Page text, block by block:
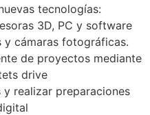
tecnologías:
3D, PC y software
y cámaras fotográficas.
de proyectos mediante
drive
realizar preparaciones